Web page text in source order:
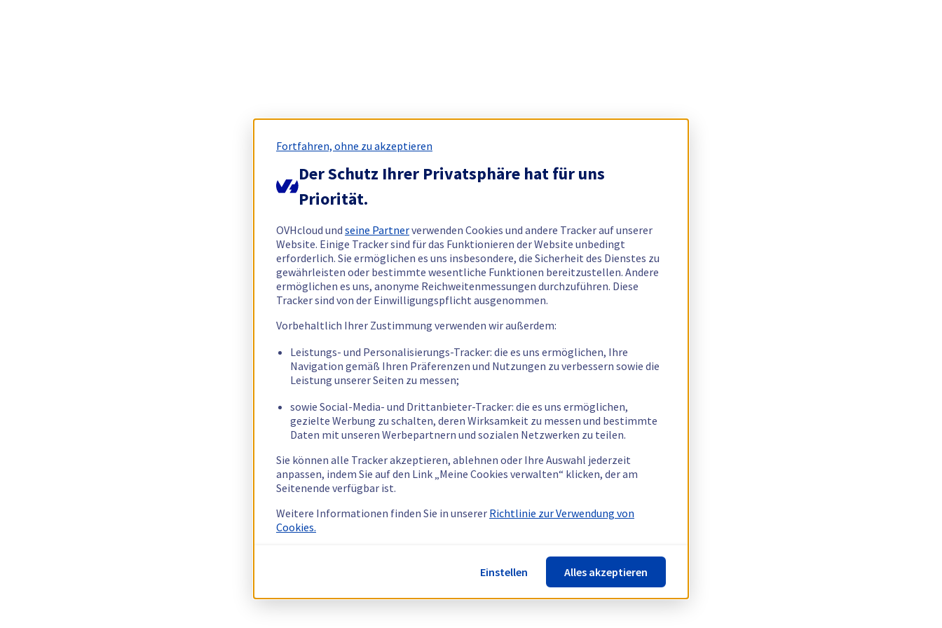
Fortfahren, ohne zu akzeptieren
Der Schutz Ihrer Privatsphäre hat für uns
Priorität.
OVHcloud und seine Partnerverwenden Cookies und andere Tracker auf unserer
Website. Einige Tracker sind für das Funktionieren der Website unbedingt
erforderlich. Sie ermöglichen es uns insbesondere, die Sicherheit des Dienstes zu
gewährleisten oder bestimmte wesentliche Funktionen bereitzustellen. Andere
ermöglichen es uns, anonyme Reichweitenmessungen durchzuführen. Diese
Tracker sind von der Einwilligungspflicht ausgenommen.
Vorbehaltlich Ihrer Zustimmung verwenden wir außerdem:
Leistungs- und Personalisierungs-Tracker: die es uns ermöglichen, Ihre
Navigation gemäß Ihren Präferenzen und Nutzungen zu verbessern sowie die
Leistung unserer Seiten zu messen;
sowie Social-Media- und Drittanbieter-Tracker: die es uns ermöglichen,
gezielte Werbung zu schalten, deren Wirksamkeit zu messen und bestimmte
Daten mit unseren Werbepartnern und sozialen Netzwerken zu teilen.
Sie können alle Tracker akzeptieren, ablehnen oder Ihre Auswahl jederzeit
anpassen, indem Sie auf den Link „Meine Cookies verwalten“ klicken, der am
Seitenende verfügbar ist.
Weitere Informationen finden Sie in unserer Richtlinie zur Verwendung von
Cookies.
Einstellen Alles akzeptieren